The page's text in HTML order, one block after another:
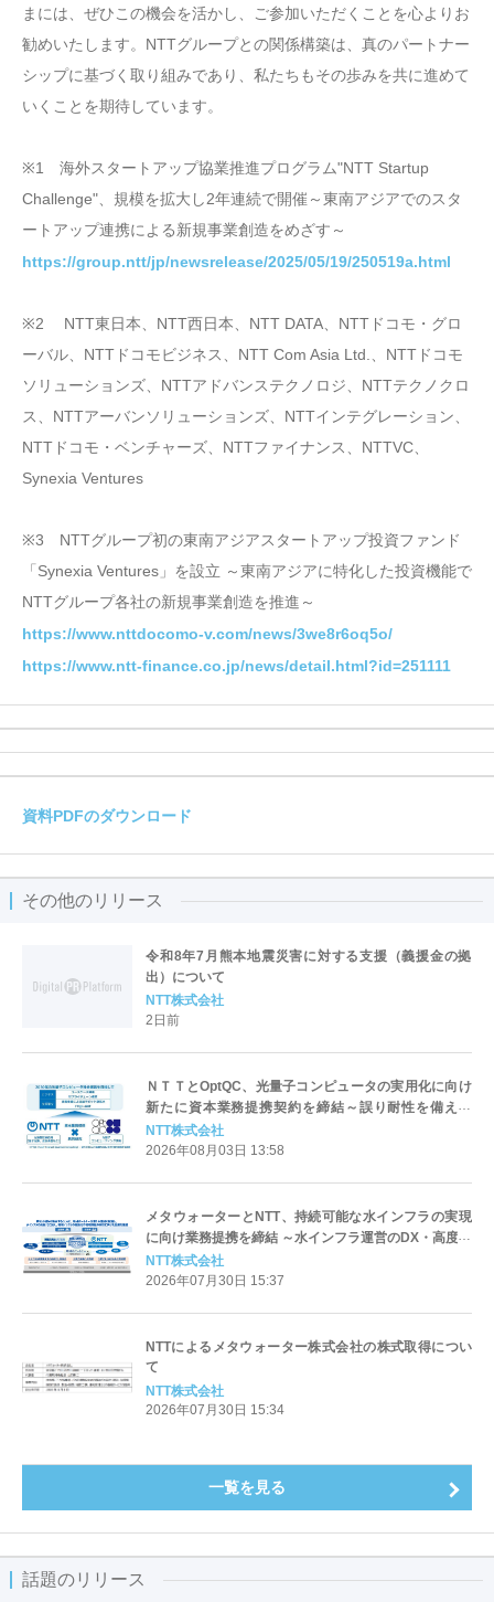
まには、ぜひこの機会を活かし、ご参加いただくことを心よりお
勧めいたします。NTTグループとの関係構築は、真のパートナー
シップに基づく取り組みであり、私たちもその歩みを共に進めて
いくことを期待しています。
※1 海外スタートアップ協業推進プログラム"NTT Startup
Challenge"、規模を拡大し2年連続で開催～東南アジアでのスタ
ートアップ連携による新規事業創造をめざす～
https://group.ntt/jp/newsrelease/2025/05/19/250519a.html
※2 NTT東日本、NTT西日本、NTT DATA、NTTドコモ・グロ
ーバル、NTTドコモビジネス、NTT Com Asia Ltd.、NTTドコモ
ソリューションズ、NTTアドバンステクノロジ、NTTテクノクロ
ス、NTTアーバンソリューションズ、NTTインテグレーション、
NTTドコモ・ベンチャーズ、NTTファイナンス、NTTVC、
Synexia Ventures
※3 NTTグループ初の東南アジアスタートアップ投資ファンド
「Synexia Ventures」を設立 ～東南アジアに特化した投資機能で
NTTグループ各社の新規事業創造を推進～
https://www.nttdocomo-v.com/news/3we8r6oq5o/
https://www.ntt-finance.co.jp/news/detail.html?id=251111
資料PDFのダウンロード
その他のリリース
令和8年7月熊本地震災害に対する支援（義援金の拠
出）について
NTT株式会社
2日前
ＮＴＴとOptQC、光量子コンピュータの実用化に向け
新たに資本業務提携契約を締結～誤り耐性を備えた
100万量子ビット級光量子コンピュータの実現に向け
た取り組みを具体化し、社会実装を加速～
NTT株式会社
2026年08月03日 13:58
メタウォーターとNTT、持続可能な水インフラの実現
に向け業務提携を締結 ～水インフラ運営のDX・高度化
と地域課題の解決に向けた協業を推進～
NTT株式会社
2026年07月30日 15:37
NTTによるメタウォーター株式会社の株式取得につい
て
NTT株式会社
2026年07月30日 15:34
一覧を見る
話題のリリース